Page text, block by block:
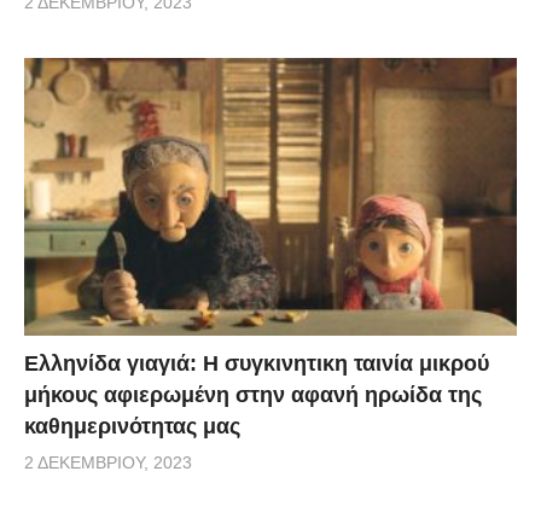
Ελληνίδα γιαγιά: Η συγκινητικη ταινία μικρού
μήκους αφιερωμένη στην αφανή ηρωίδα της
καθημερινότητας μας
2 ΔΕΚΕΜΒΡΊΟΥ, 2023